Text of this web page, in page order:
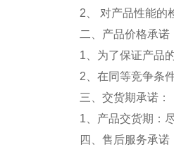
2、 对产品性能的
二、产品价格承诺
1、为了保证产品
2、在同等竞争条
三、交货期承诺：
1、产品交货期：
四、售后服务承诺